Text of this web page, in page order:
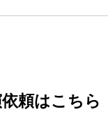
頼はこちら